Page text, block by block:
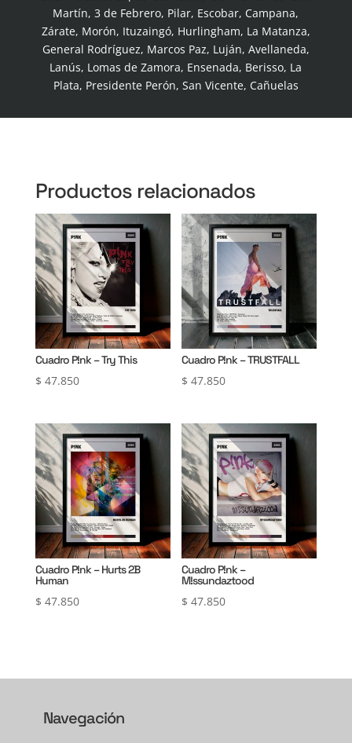
Martín, 3 de Febrero, Pilar, Escobar, Campana,
Zárate, Morón, Ituzaingó, Hurlingham, La Matanza,
General Rodríguez, Marcos Paz, Luján, Avellaneda,
Lanús, Lomas de Zamora, Ensenada, Berisso, La
Plata, Presidente Perón, San Vicente, Cañuelas
Productos relacionados
Cuadro P!nk – Try This
$ 47.850
Cuadro P!nk – TRUSTFALL
$ 47.850
Cuadro P!nk – Hurts 2B
Human
$ 47.850
Cuadro P!nk –
M!ssundaztood
$ 47.850
Navegación